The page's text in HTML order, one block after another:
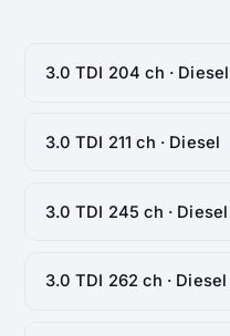
3.0 TDI 204 ch · Diesel
3.0 TDI 211 ch · Diesel
3.0 TDI 245 ch · Diesel
3.0 TDI 262 ch · Diesel